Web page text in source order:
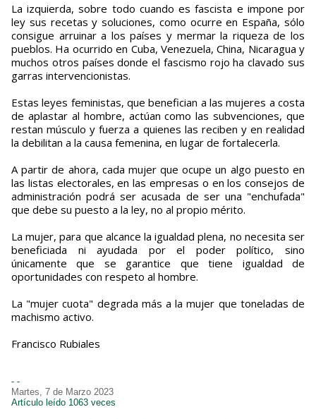
La izquierda, sobre todo cuando es fascista e impone por
ley sus recetas y soluciones, como ocurre en España, sólo
consigue arruinar a los países y mermar la riqueza de los
pueblos. Ha ocurrido en Cuba, Venezuela, China, Nicaragua y
muchos otros países donde el fascismo rojo ha clavado sus
garras intervencionistas.
Estas leyes feministas, que benefician a las mujeres a costa
de aplastar al hombre, actúan como las subvenciones, que
restan músculo y fuerza a quienes las reciben y en realidad
la debilitan a la causa femenina, en lugar de fortalecerla.
A partir de ahora, cada mujer que ocupe un algo puesto en
las listas electorales, en las empresas o en los consejos de
administración podrá ser acusada de ser una "enchufada"
que debe su puesto a la ley, no al propio mérito.
La mujer, para que alcance la igualdad plena, no necesita ser
beneficiada ni ayudada por el poder político, sino
únicamente que se garantice que tiene igualdad de
oportunidades con respeto al hombre.
La "mujer cuota" degrada más a la mujer que toneladas de
machismo activo.
Francisco Rubiales
- -
Martes, 7 de Marzo 2023
Artículo leído 1063 veces